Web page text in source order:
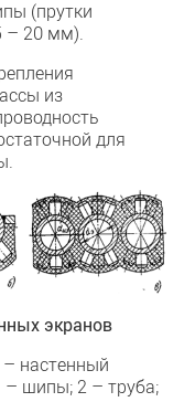
(прутки
– 20 мм).
из
для
экранов
настенный
– шипы; 2 – труба;